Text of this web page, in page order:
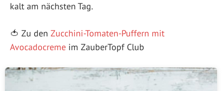
kalt am nächsten Tag.
🍅 Zu den Zucchini-Tomaten-Puffern mit
Avocadocreme im ZauberTopf Club